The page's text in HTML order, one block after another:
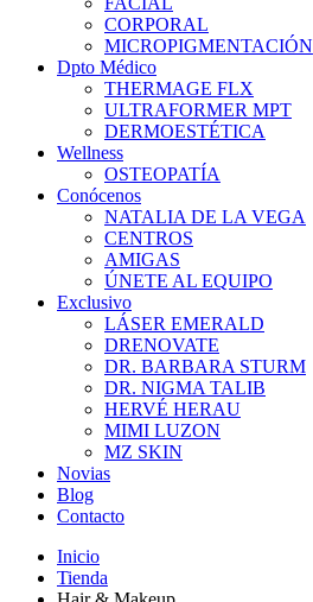
CORPORAL
MICROPIGMENTACIÓN
Dpto Médico
THERMAGE FLX
ULTRAFORMER MPT
DERMOESTÉTICA
Wellness
OSTEOPATÍA
Conócenos
NATALIA DE LA VEGA
CENTROS
AMIGAS
ÚNETE AL EQUIPO
Exclusivo
LÁSER EMERALD
DRENOVATE
DR. BARBARA STURM
DR. NIGMA TALIB
HERVÉ HERAU
MIMI LUZON
MZ SKIN
Novias
Blog
Contacto
Inicio
Tienda